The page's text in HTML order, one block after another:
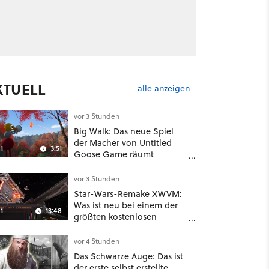
alle anzeigen
3:51
vor 3 Stunden
Big Walk: Das neue Spiel
der Macher von Untitled
Goose Game räumt
Konventionen auf
13:48
vor 3 Stunden
Star-Wars-Remake XWVM:
Was ist neu bei einem der
größten kostenlosen
vor 4 Stunden
Das Schwarze Auge: Das ist